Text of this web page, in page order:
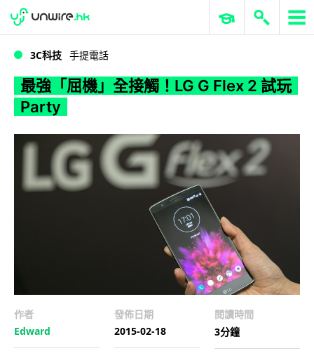
WWDC 2026 ERP 與商業 AI
3C科技 手提電話
最強「屈機」全接觸！LG G Flex 2 試玩
Party
作者
Edward
發佈日期
2015-02-18
閱讀時間
3分鐘